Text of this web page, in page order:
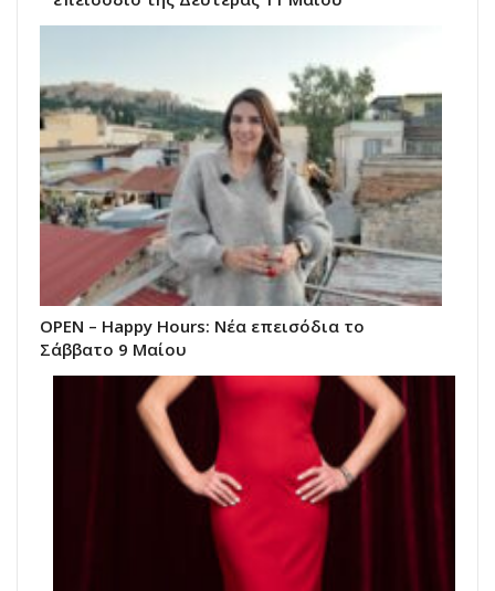
ΟΡΕΝ – Happy Hours: Νέα επεισόδια το
Σάββατο 9 Μαίου